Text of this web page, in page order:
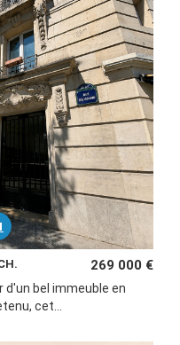
269 000 €
bel immeuble en
cet...